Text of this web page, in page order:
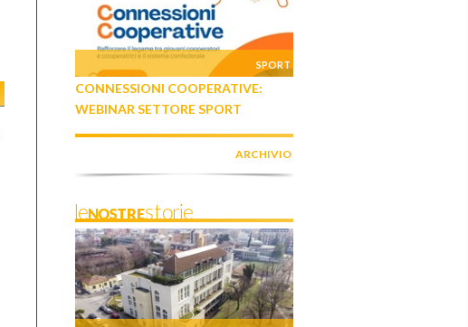
SPORT
CONNESSIONI COOPERATIVE:
WEBINAR SETTORE SPORT
ARCHIVIO
leNOSTREstorie